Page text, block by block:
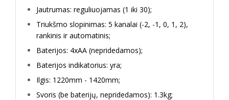
Jautrumas: reguliuojamas (1 iki 30);
Triukšmo slopinimas: 5 kanalai (-2, -1, 0, 1, 2),
rankinis ir automatinis;
Baterijos: 4xAA (nepridedamos);
Baterijos indikatorius: yra;
Ilgis: 1220mm - 1420mm;
Svoris (be baterijų, nepridedamos): 1.3kg;